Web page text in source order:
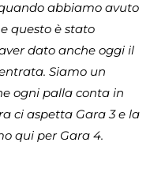
abbiamo avuto
questo è stato
dato anche oggi il
Siamo un
ogni palla conta in
ci aspetta Gara 3 e la
qui per Gara 4.